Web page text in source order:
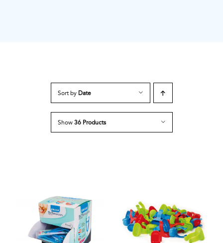
Sort by Date
Show36 Products